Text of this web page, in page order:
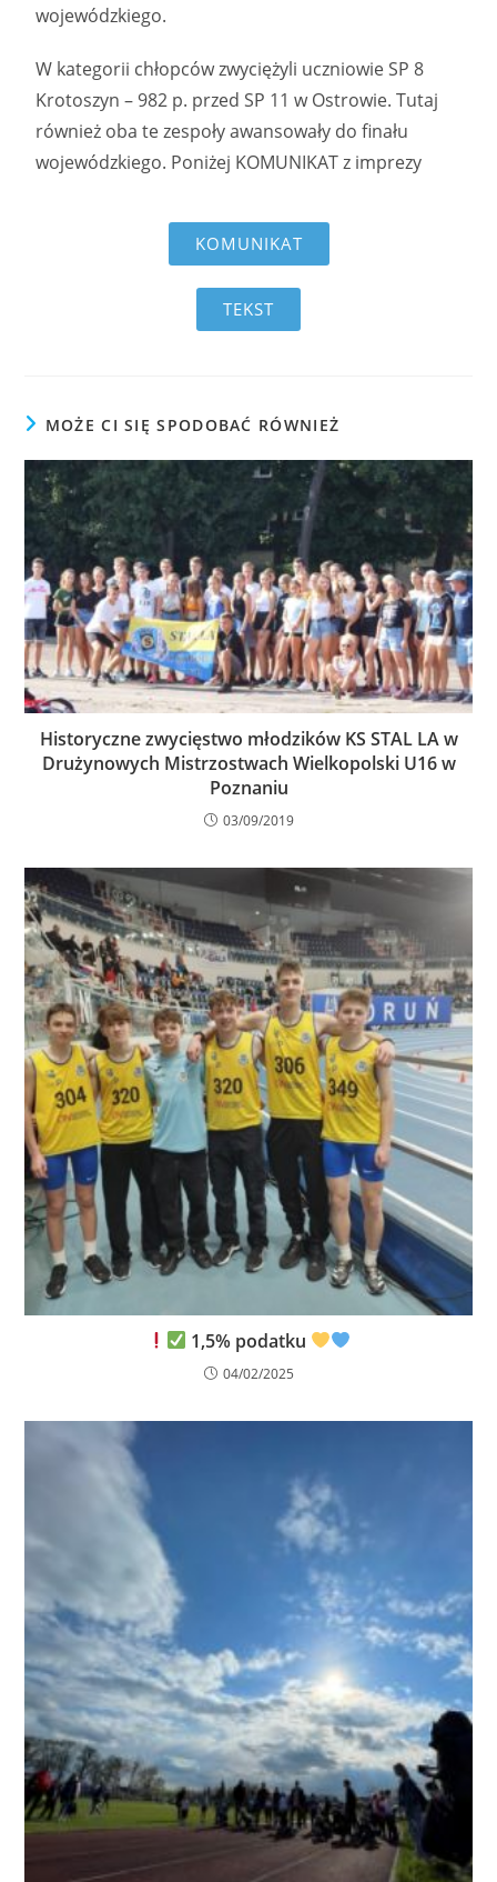
wojewódzkiego.
W kategorii chłopców zwyciężyli uczniowie SP 8
Krotoszyn – 982 p. przed SP 11 w Ostrowie. Tutaj
również oba te zespoły awansowały do finału
wojewódzkiego. Poniżej KOMUNIKAT z imprezy
KOMUNIKAT
TEKST
MOŻE CI SIĘ SPODOBAĆ RÓWNIEŻ
Historyczne zwycięstwo młodzików KS STAL LA w
Drużynowych Mistrzostwach Wielkopolski U16 w
Poznaniu
03/09/2019
1,5% podatku
04/02/2025